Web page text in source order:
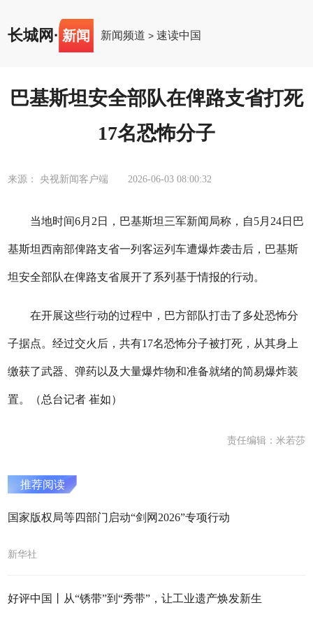
长城网 · 新闻 新闻频道 >速读中国
巴基斯坦安全部队在俾路支省打死
17名恐怖分子
来源： 央视新闻客户端 2026-06-03 08:00:32
当地时间6月2日，巴基斯坦三军新闻局称，自5月24日巴
基斯坦西南部俾路支省一列客运列车遭爆炸袭击后，巴基斯
坦安全部队在俾路支省展开了系列基于情报的行动。
在开展这些行动的过程中，巴方部队打击了多处恐怖分
子据点。经过交火后，共有17名恐怖分子被打死，从其身上
缴获了武器、弹药以及大量爆炸物和准备就绪的简易爆炸装
置。（总台记者 崔如）
责任编辑：米若莎
推荐阅读
国家版权局等四部门启动“剑网2026”专项行动
新华社
好评中国丨从“锈带”到“秀带”，让工业遗产焕发新生